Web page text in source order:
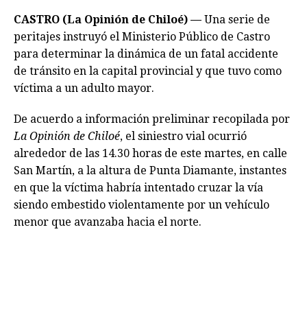
CASTRO (La Opinión de Chiloé) — Una serie de
peritajes instruyó el Ministerio Público de Castro
para determinar la dinámica de un fatal accidente
de tránsito en la capital provincial y que tuvo como
víctima a un adulto mayor.
De acuerdo a información preliminar recopilada por
La Opinión de Chiloé, el siniestro vial ocurrió
alrededor de las 14.30 horas de este martes, en calle
San Martín, a la altura de Punta Diamante, instantes
en que la víctima habría intentado cruzar la vía
siendo embestido violentamente por un vehículo
menor que avanzaba hacia el norte.